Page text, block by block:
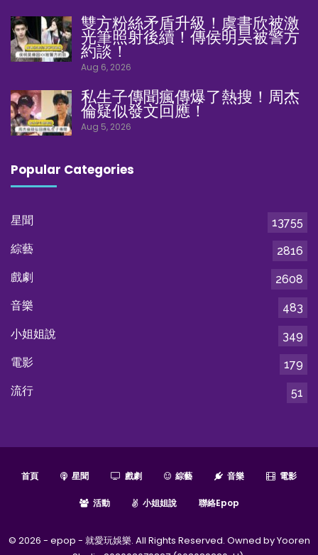
雙方粉絲矛盾升級！虞書欣被激
光筆照射後續！傳侯明昊被警方
約談！
Aug 6, 2026
私生子傳聞瘋傳爆了熱搜！周杰
倫疑似發文回應！
Aug 5, 2026
Popular Categories
星聞
13755
綜藝
2816
戲劇
2608
音樂
483
小姐姐說
349
電影
179
流行
51
首頁 星聞 戲劇 綜藝 音樂 電影
活動 小姐姐說 聯絡epop
© 2026 - epop - 就愛玩娛樂. All Rights Reserved. Owned by Yooren